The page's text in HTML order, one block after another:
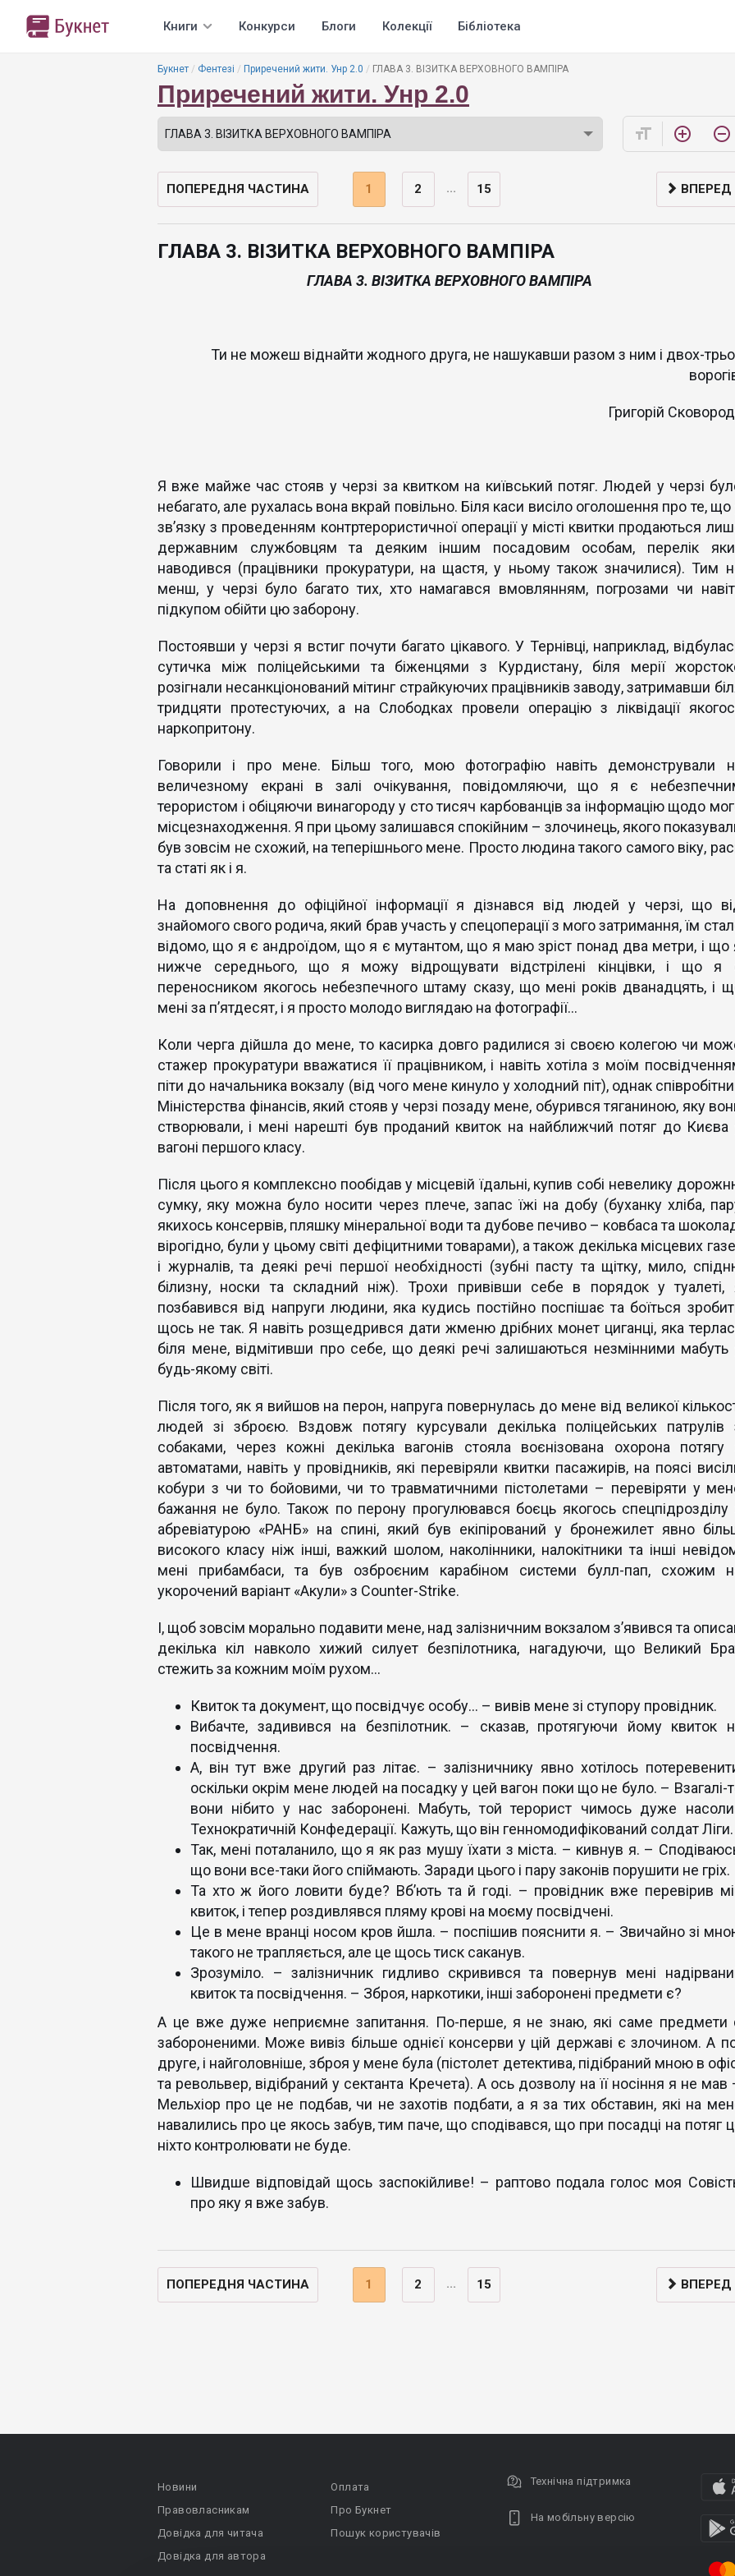
Книги Конкурси Блоги Колекції Бібліотека
Букнет Фентезі Приречений жити. Унр 2.0 ГЛАВА 3. ВІЗИТКА ВЕРХОВНОГО ВАМПІРА
Приречений жити. Унр 2.0
format_size add_circle_outline remove_circle_outline
ПОПЕРЕДНЯ ЧАСТИНА 1 2 ... 15 ВПЕРЕД
ГЛАВА 3. ВІЗИТКА ВЕРХОВНОГО ВАМПІРА
ГЛАВА 3. ВІЗИТКА ВЕРХОВНОГО ВАМПІРА
Ти не можеш віднайти жодного друга, не нашукавши разом з ним і двох-
Григорій
Я вже майже час стояв у черзі за квитком на київський потяг. Людей у черзі
небагато, але рухалась вона вкрай повільно. Біля каси висіло оголошення про те, що
зв’язку з проведенням контртерористичної операції у місті квитки продаються
державним службовцям та деяким іншим посадовим особам, перелік
наводився (працівники прокуратури, на щастя, у ньому також значилися). Тим
менш, у черзі було багато тих, хто намагався вмовлянням, погрозами чи
підкупом обійти цю заборону.
Постоявши у черзі я встиг почути багато цікавого. У Тернівці, наприклад,
сутичка між поліцейськими та біженцями з Курдистану, біля мерії
розігнали несанкціонований мітинг страйкуючих працівників заводу, затримавши
тридцяти протестуючих, а на Слободках провели операцію з ліквідації
наркопритону.
Говорили і про мене. Більш того, мою фотографію навіть демонстрували
величезному екрані в залі очікування, повідомляючи, що я є
терористом і обіцяючи винагороду у сто тисяч карбованців за інформацію щодо
місцезнаходження. Я при цьому залишався спокійним – злочинець, якого
був зовсім не схожий, на теперішнього мене. Просто людина такого самого віку,
та статі як і я.
На доповнення до офіційної інформації я дізнався від людей у черзі, що
знайомого свого родича, який брав участь у спецоперації з мого затримання, їм
відомо, що я є андроїдом, що я є мутантом, що я маю зріст понад два метри, і що
нижче середнього, що я можу відрощувати відстрілені кінцівки, і що я
переносником якогось небезпечного штаму сказу, що мені років дванадцять, і
мені за п’ятдесят, і я просто молодо виглядаю на фотографії…
Коли черга дійшла до мене, то касирка довго радилися зі своєю колегою чи
стажер прокуратури вважатися її працівником, і навіть хотіла з моїм
піти до начальника вокзалу (від чого мене кинуло у холодний піт), однак
Міністерства фінансів, який стояв у черзі позаду мене, обурився тяганиною, яку
створювали, і мені нарешті був проданий квиток на найближчий потяг до Києва
вагоні першого класу.
Після цього я комплексно пообідав у місцевій їдальні, купив собі невелику
сумку, яку можна було носити через плече, запас їжі на добу (буханку хліба,
якихось консервів, пляшку мінеральної води та дубове печиво – ковбаса та
вірогідно, були у цьому світі дефіцитними товарами), а також декілька місцевих
і журналів, та деякі речі першої необхідності (зубні пасту та щітку, мило,
білизну, носки та складний ніж). Трохи привівши себе в порядок у туалеті,
позбавився від напруги людини, яка кудись постійно поспішає та боїться
щось не так. Я навіть розщедрився дати жменю дрібних монет циганці, яка
біля мене, відмітивши про себе, що деякі речі залишаються незмінними мабуть
будь-якому світі.
Після того, як я вийшов на перон, напруга повернулась до мене від великої
людей зі зброєю. Вздовж потягу курсували декілька поліцейських патрулів
собаками, через кожні декілька вагонів стояла воєнізована охорона потягу
автоматами, навіть у провідників, які перевіряли квитки пасажирів, на поясі
кобури з чи то бойовими, чи то травматичними пістолетами – перевіряти у
бажання не було. Також по перону прогулювався боєць якогось спецпідрозділу
абревіатурою «РАНБ» на спині, який був екіпірований у бронежилет явно
високого класу ніж інші, важкий шолом, наколінники, налокітники та інші
мені прибамбаси, та був озброєним карабіном системи булл-пап, схожим
укорочений варіант «Акули» з Counter-Strike.
І, щоб зовсім морально подавити мене, над залізничним вокзалом з’явився та
декілька кіл навколо хижий силует безпілотника, нагадуючи, що Великий
стежить за кожним моїм рухом…
Квиток та документ, що посвідчує особу… – вивів мене зі ступору провідник.
Вибачте, задивився на безпілотник. – сказав, протягуючи йому квиток
посвідчення.
А, він тут вже другий раз літає. – залізничнику явно хотілось
оскільки окрім мене людей на посадку у цей вагон поки що не було. – Взагалі-
вони нібито у нас заборонені. Мабуть, той терорист чимось дуже
Технократичній Конфедерації. Кажуть, що він генномодифікований солдат Ліги.
Так, мені поталанило, що я як раз мушу їхати з міста. – кивнув я. –
що вони все-таки його спіймають. Заради цього і пару законів порушити не гріх.
Та хто ж його ловити буде? Вб’ють та й годі. – провідник вже перевірив
квиток, і тепер роздивлявся пляму крові на моєму посвідчені.
Це в мене вранці носом кров йшла. – поспішив пояснити я. – Звичайно зі
такого не трапляється, але це щось тиск саканув.
Зрозуміло. – залізничник гидливо скривився та повернув мені
квиток та посвідчення. – Зброя, наркотики, інші заборонені предмети є?
А це вже дуже неприємне запитання. По-перше, я не знаю, які саме предмети
забороненими. Може вивіз більше однієї консерви у цій державі є злочином. А
друге, і найголовніше, зброя у мене була (пістолет детектива, підібраний мною в
та револьвер, відібраний у сектанта Кречета). А ось дозволу на її носіння я не мав
Мельхіор про це не подбав, чи не захотів подбати, а я за тих обставин, які на
навалились про це якось забув, тим паче, що сподівався, що при посадці на потяг
ніхто контролювати не буде.
Швидше відповідай щось заспокійливе! – раптово подала голос моя
про яку я вже забув.
ПОПЕРЕДНЯ ЧАСТИНА 1 2 ... 15 ВПЕРЕД
Новини
Правовласникам
Довідка для читача
Довідка для автора
Оплата
Про Букнет
Пошук користувачів
Технічна підтримка
На мобільну версію